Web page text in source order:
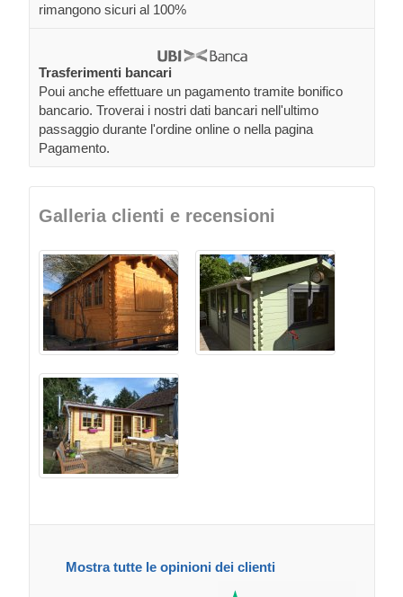
rimangono sicuri al 100%
Trasferimenti bancari
Poui anche effettuare un pagamento tramite bonifico
bancario. Troverai i nostri dati bancari nell'ultimo
passaggio durante l'ordine online o nella pagina
Pagamento.
Galleria clienti e recensioni
Mostra tutte le opinioni dei clienti